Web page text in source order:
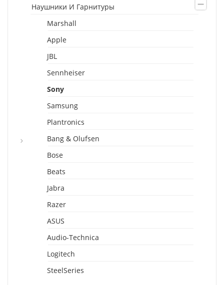
Наушники И Гарнитуры
Marshall
Apple
JBL
Sennheiser
Sony
Samsung
Plantronics
Bang & Olufsen
Bose
Beats
Jabra
Razer
ASUS
Audio-Technica
Logitech
SteelSeries